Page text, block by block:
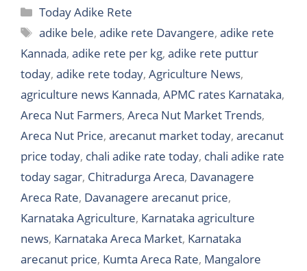
Categories
Today Adike Rete
Tags
adike bele,adike rete Davangere,adike rete
Kannada, adike rete per kg, adike rete puttur
today, adike rete today, Agriculture News,
agriculture news Kannada, APMC rates Karnataka,
Areca Nut Farmers, Areca Nut Market Trends,
Areca Nut Price, arecanut market today, arecanut
price today, chali adike rate today, chali adike rate
today sagar, Chitradurga Areca, Davanagere
Areca Rate, Davanagere arecanut price,
Karnataka Agriculture, Karnataka agriculture
news, Karnataka Areca Market, Karnataka
arecanut price, Kumta Areca Rate, Mangalore